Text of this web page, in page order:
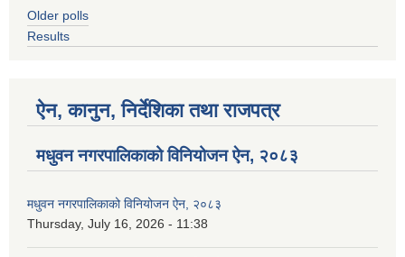
Older polls
Results
ऐन, कानुन, निर्देशिका तथा राजपत्र
मधुवन नगरपालिकाको विनियोजन ऐन, २०८३
मधुवन नगरपालिकाको विनियोजन ऐन, २०८३
Thursday, July 16, 2026 - 11:38